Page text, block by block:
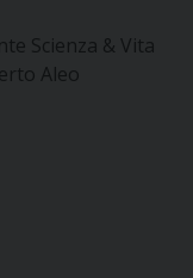
Scienza & Vita
Aleo